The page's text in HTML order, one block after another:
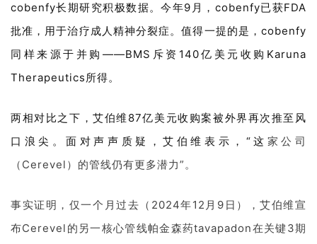
cobenfy长期研究积极数据。今年9月，cobenfy已获FDA
批准，用于治疗成人精神分裂症。值得一提的是，cobenfy
同样来源于并购——BMS斥资140亿美元收购Karuna
Therapeutics所得。
两相对比之下，艾伯维87亿美元收购案被外界再次推至风
口浪尖。面对声声质疑，艾伯维表示，“这 家公司
（Cerevel）的管线仍有更多潜力”。
事实证明，仅一个月过去（2024年12月9日），艾伯维宣
布Cerevel的另一核心管线帕金森药tavapadon在关键3期